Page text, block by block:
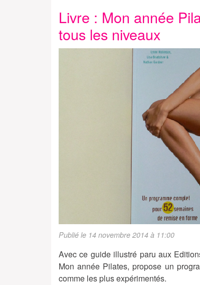
Livre : Mon année
tous les niveaux
Publié le 14 novembre 2014 à 11:00
Avec ce guide illustré paru aux
Mon année Pilates, propose un
comme les plus expérimentés.